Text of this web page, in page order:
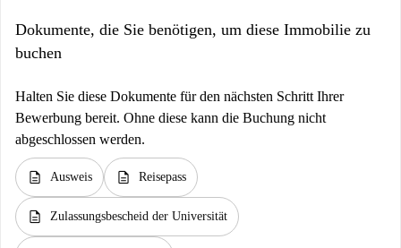
Dokumente, die Sie benötigen, um diese Immobilie zu
buchen
Halten Sie diese Dokumente für den nächsten Schritt Ihrer
Bewerbung bereit. Ohne diese kann die Buchung nicht
abgeschlossen werden.
description Ausweis description Reisepass
description Zulassungsbescheid der Universität